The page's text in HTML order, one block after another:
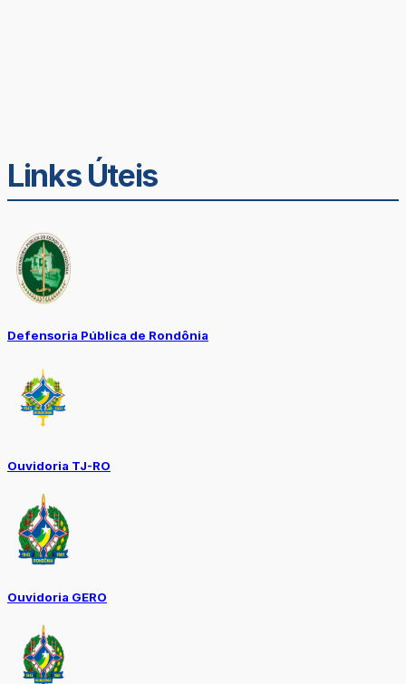
Links Úteis
Defensoria Pública de Rondônia
Ouvidoria TJ-RO
Ouvidoria GERO